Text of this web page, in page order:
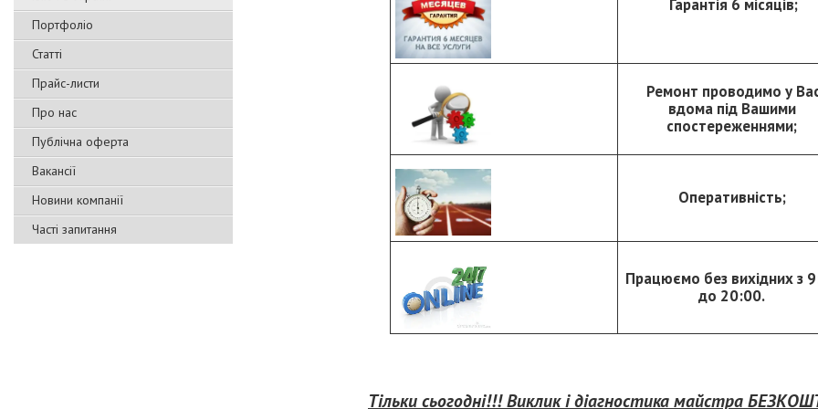
Портфоліо
Статті
Прайс-листи
Про нас
Публічна оферта
Вакансії
Новини компанії
Часті запитання
Гарантія 6 місяців;
Ремонт проводимо у
вдома під Вашими
спостереженнями;
Оперативність;
Працюємо без вихідних з
до 20:00.
Тільки сьогодні!!! Виклик і діагностика майстра